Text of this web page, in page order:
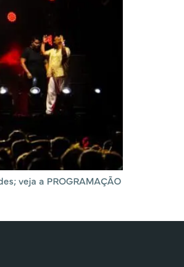
veja a PROGRAMAÇÃO